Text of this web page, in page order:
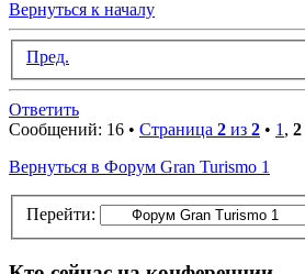
Вернуться к началу
Пред.
Ответить
Сообщений: 16 • Страница 2 из 2 • 1 , 2
Вернуться в Форум Gran Turismo 1
Перейти: